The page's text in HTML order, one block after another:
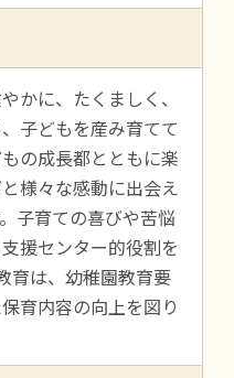
かに、たくましく、
子どもを産み育てて
の成長都とともに楽
様々な感動に出会え
子育ての喜びや苦悩
援センター的役割を
育は、幼稚園教育要
育内容の向上を図り